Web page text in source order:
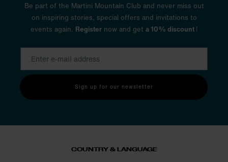
Be part of the Martini Mountain Club and never miss out
on inspiring stories, special offers and invitations to
events again. Registernow and get a 10% discount !
Sign up for our newsletter
COUNTRY & LANGUAGE